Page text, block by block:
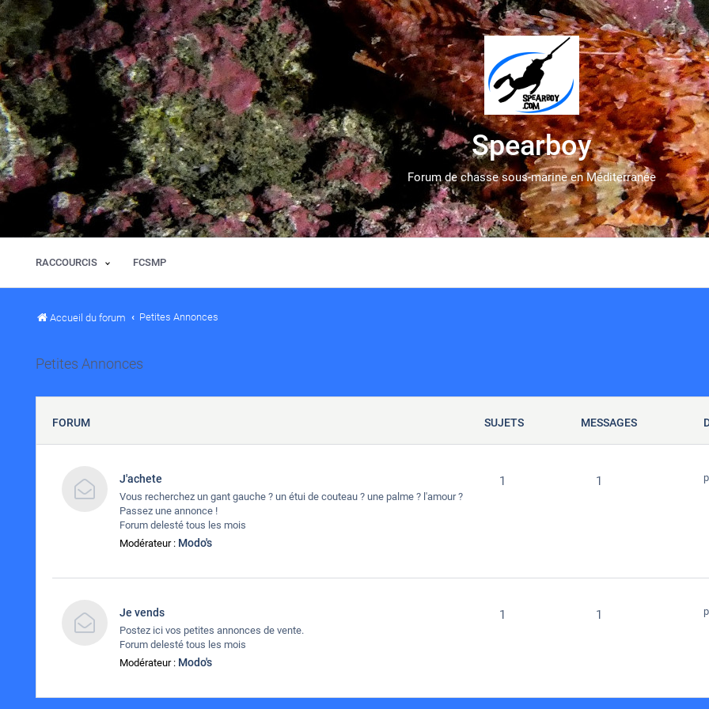
Spearboy
Forum de chasse sous-marine en Méditerranée
RACCOURCIS FCSMP
Accueil du forum Petites Annonces
Petites Annonces
FORUM SUJETS MESSAGES
J'achete
Vous recherchez un gant gauche ? un étui de couteau ? une palme ? l'amour ?
Passez une annonce !
Forum delesté tous les mois
Modérateur : Modo's
1 1
Je vends
Postez ici vos petites annonces de vente.
Forum delesté tous les mois
Modérateur : Modo's
1 1